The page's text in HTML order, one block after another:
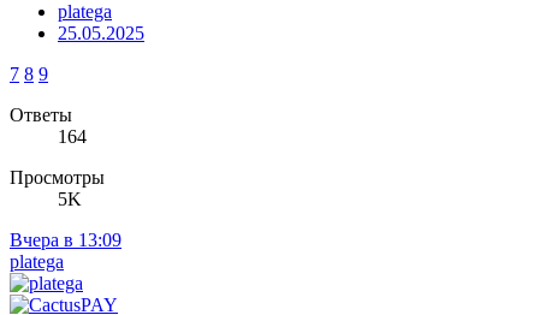
platega
25.05.2025
7 8 9
Ответы
164
Просмотры
5K
Вчера в 13:09
platega